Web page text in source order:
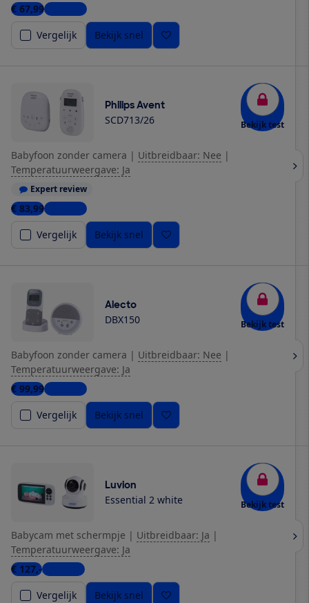
€ 67,995 winkels
Vergelijk
Bekijk snel
Philips Avent
SCD713/26 Bekijk test
Babyfoon zonder camera | Uitbreidbaar: Nee |
Temperatuurweergave: Ja
Expert review
€ 83,995 winkels
Vergelijk
Bekijk snel
Alecto
DBX150 Bekijk test
Babyfoon zonder camera | Uitbreidbaar: Nee |
Temperatuurweergave: Ja
€ 99,992 winkels
Vergelijk
Bekijk snel
Luvion
Essential 2 white Bekijk test
Babycam met schermpje | Uitbreidbaar: Ja |
Temperatuurweergave: Ja
€ 127,-2 winkels
Vergelijk
Bekijk snel